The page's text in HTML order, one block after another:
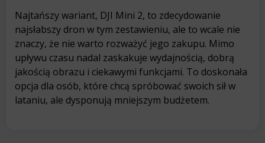
Najtańszy wariant, DJI Mini 2, to zdecydowanie
najsłabszy dron w tym zestawieniu, ale to wcale nie
znaczy, że nie warto rozważyć jego zakupu. Mimo
upływu czasu nadal zaskakuje wydajnością, dobrą
jakością obrazu i ciekawymi funkcjami. To doskonała
opcja dla osób, które chcą spróbować swoich sił w
lataniu, ale dysponują mniejszym budżetem.